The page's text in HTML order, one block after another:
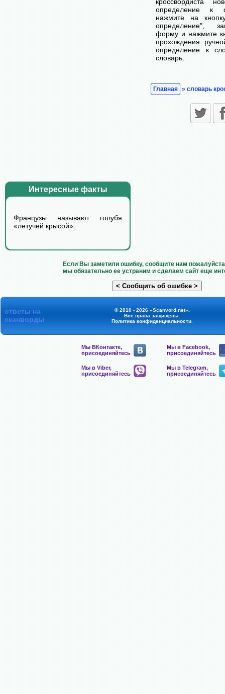
Интересные факты
Французы называют голубя
«летучей крысой».
определение к
нажмите на
определение",
форму и нажмите
прохождения
определение к
словарь.
Главная » словарь
Если Вы заметили ошибку, сообщите нам
мы обязательно ее устраним и сделаем сайт еще
ответы на
сканворды
© 2010 - 2026 «Scanvord.net».
Все права защищены.
Политика конфиденциальности.
Мы ВКонтакте,
присоединяйтесь
Мы в Facebook,
присоединяйтесь
Мы в Viber,
присоединяйтесь
Мы в Telegram,
присоединяйтесь